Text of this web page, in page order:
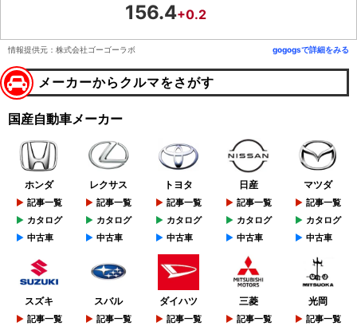
156.4+0.2
情報提供元：株式会社ゴーゴーラボ gogogsで詳細をみる
メーカーからクルマをさがす
国産自動車メーカー
ホンダ
記事一覧
カタログ
中古車
レクサス
記事一覧
カタログ
中古車
トヨタ
記事一覧
カタログ
中古車
日産
記事一覧
カタログ
中古車
マツダ
記事一覧
カタログ
中古車
スズキ
記事一覧
スバル
記事一覧
ダイハツ
記事一覧
三菱
記事一覧
光岡
記事一覧